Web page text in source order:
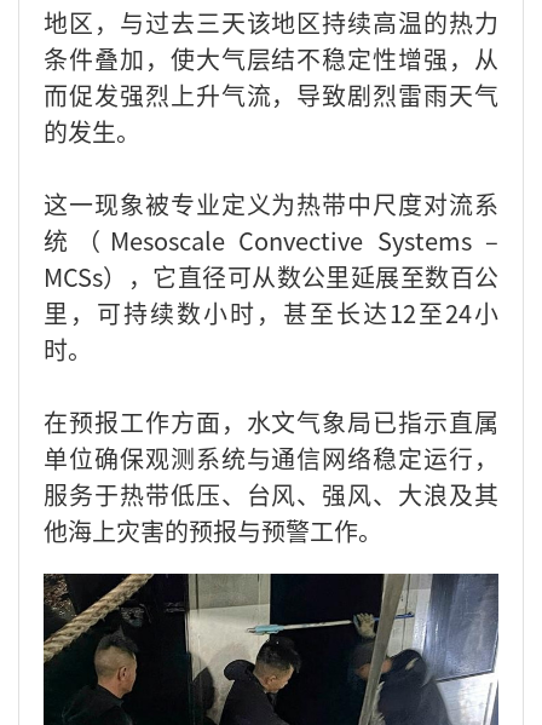
地区，与过去三天该地区持续高温的热力
条件叠加，使大气层结不稳定性增强，从
而促发强烈上升气流，导致剧烈雷雨天气
的发生。
这一现象被专业定义为热带中尺度对流系
统（Mesoscale Convective Systems –
MCSs），它直径可从数公里延展至数百公
里，可持续数小时，甚至长达12至24小
时。
在预报工作方面，水文气象局已指示直属
单位确保观测系统与通信网络稳定运行，
服务于热带低压、台风、强风、大浪及其
他海上灾害的预报与预警工作。